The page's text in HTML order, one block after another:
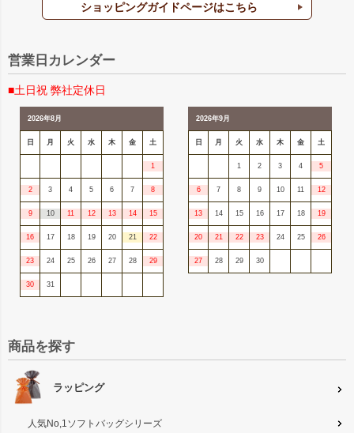
ショッピングガイドページはこちら
営業日カレンダー
■土日祝 弊社定休日
2026年8月
日 月 火 水 木 金 土
1
2 3 4 5 6 7 8
9 10 11 12 13 14 15
16 17 18 19 20 21 22
23 24 25 26 27 28 29
30 31
2026年9月
日 月 火 水 木 金 土
1 2 3 4 5
6 7 8 9 10 11 12
13 14 15 16 17 18 19
20 21 22 23 24 25 26
27 28 29 30
商品を探す
ラッピング
人気No,1ソフトバッグシリーズ